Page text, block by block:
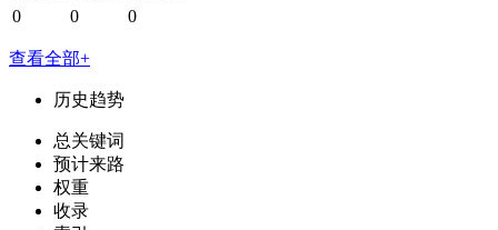
0
0 0
查看全部+
历史趋势
总关键词
预计来路
权重
收录